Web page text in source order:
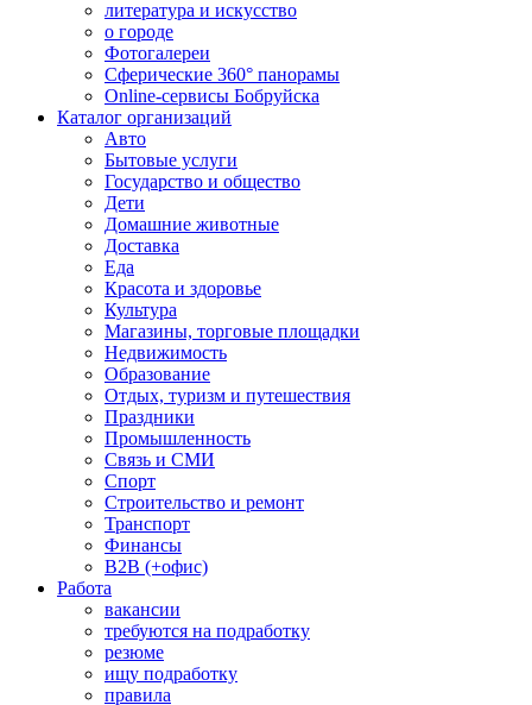
литература и искусство
о городе
Фотогалереи
Сферические 360° панорамы
Online-сервисы Бобруйска
Каталог организаций
Авто
Бытовые услуги
Государство и общество
Дети
Домашние животные
Доставка
Еда
Красота и здоровье
Культура
Магазины, торговые площадки
Недвижимость
Образование
Отдых, туризм и путешествия
Праздники
Промышленность
Связь и СМИ
Спорт
Строительство и ремонт
Транспорт
Финансы
B2B (+офис)
Работа
вакансии
требуются на подработку
резюме
ищу подработку
правила